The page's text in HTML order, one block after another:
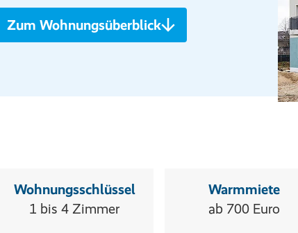
Zum Wohnungsüberblick
Wohnungsschlüssel
1 bis 4 Zimmer
Warmmiete
ab 700 Euro